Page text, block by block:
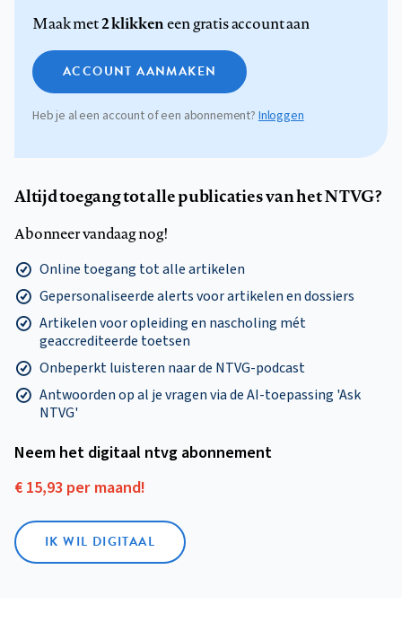
Maak met2 klikkeneen gratis account aan
ACCOUNT AANMAKEN
Heb je al een account of een abonnement?Inloggen
Altijd toegang tot alle publicaties van het NTVG?
Abonneer vandaag nog!
Online toegang tot alle artikelen
Gepersonaliseerde alerts voor artikelen en dossiers
Artikelen voor opleiding en nascholing mét
geaccrediteerde toetsen
Onbeperkt luisteren naar de NTVG-podcast
Antwoorden op al je vragen via de AI-toepassing 'Ask
NTVG'
Neem het digitaal ntvg abonnement
€ 15,93 per maand!
IK WIL DIGITAAL